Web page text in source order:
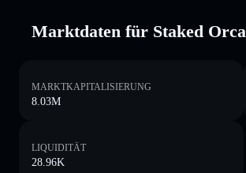
Marktdaten für Staked Orca
MARKTKAPITALISIERUNG
8.03M
LIQUIDITÄT
28.96K